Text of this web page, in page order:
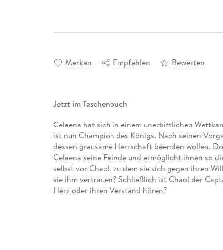
Merken Empfehlen Bewerten
Jetzt im Taschenbuch
Celaena hat sich in einem unerbittlichen
ist nun Champion des Königs. Nach seinen
dessen grausame Herrschaft beenden wollen.
Celaena seine Feinde und ermöglicht ihnen so
selbst vor Chaol, zu dem sie sich gegen ihren
sie ihm vertrauen? Schließlich ist Chaol der
Herz oder ihren Verstand hören?